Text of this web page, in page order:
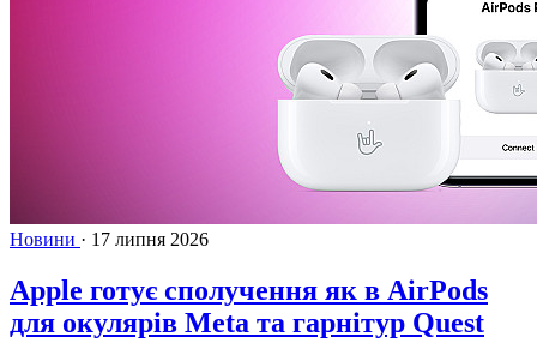
Новини · 17 липня 2026
Apple готує сполучення як в AirPods
для окулярів Meta та гарнітур Quest